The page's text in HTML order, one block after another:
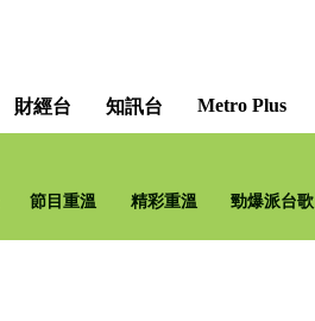
財經台 知訊台 Metro Plus
節目重溫 精彩重溫 勁爆派台歌